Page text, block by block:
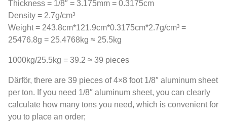
Thickness = 1/8″ = 3.175mm = 0.3175cm
Density = 2.7g/cm³
Weight = 243.8cm*121.9cm*0.3175cm*2.7g/cm³ =
25476.8g = 25.4768kg ≈ 25.5kg
1000kg/25.5kg = 39.2 ≈ 39 pieces
Därför, there are 39 pieces of 4×8 foot 1/8″ aluminum sheet
per ton. If you need 1/8″ aluminum sheet, you can clearly
calculate how many tons you need, which is convenient for
you to place an order;